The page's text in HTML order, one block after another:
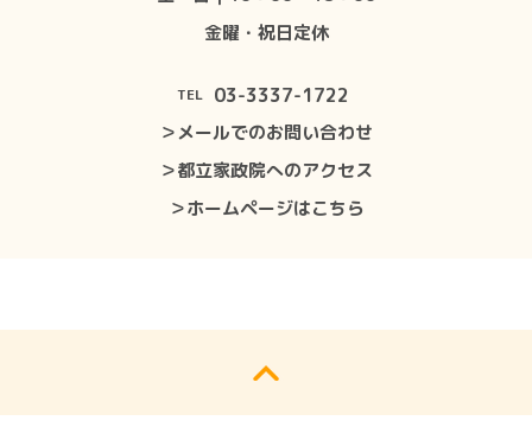
金曜・祝日定休
TEL 03-3337-1722
＞メールでのお問い合わせ
＞都立家政院へのアクセス
＞ホームページはこちら